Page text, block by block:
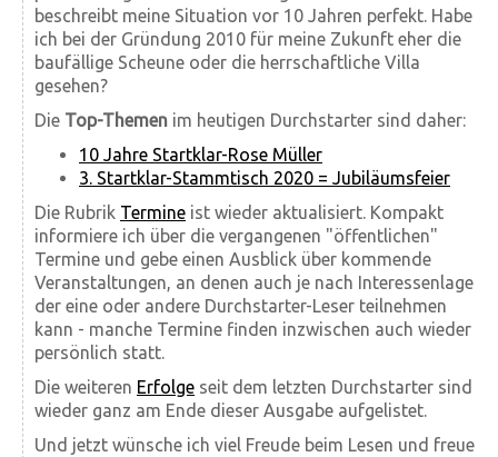
beschreibt meine Situation vor 10 Jahren perfekt. Habe
ich bei der Gründung 2010 für meine Zukunft eher die
baufällige Scheune oder die herrschaftliche Villa
gesehen?
Die Top-Themen im heutigen Durchstarter sind daher:
10 Jahre Startklar-Rose Müller
3. Startklar-Stammtisch 2020 = Jubiläumsfeier
Die Rubrik Termine ist wieder aktualisiert. Kompakt
informiere ich über die vergangenen "öffentlichen"
Termine und gebe einen Ausblick über kommende
Veranstaltungen, an denen auch je nach Interessenlage
der eine oder andere Durchstarter-Leser teilnehmen
kann - manche Termine finden inzwischen auch wieder
persönlich statt.
Die weiteren Erfolge seit dem letzten Durchstarter sind
wieder ganz am Ende dieser Ausgabe aufgelistet.
Und jetzt wünsche ich viel Freude beim Lesen und freue